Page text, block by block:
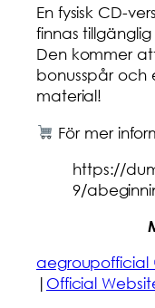
En fysisk CD-
finnas
Den kommer
bonusspår och
material!
För mer
https://
9/
aegroupofficial
| Official